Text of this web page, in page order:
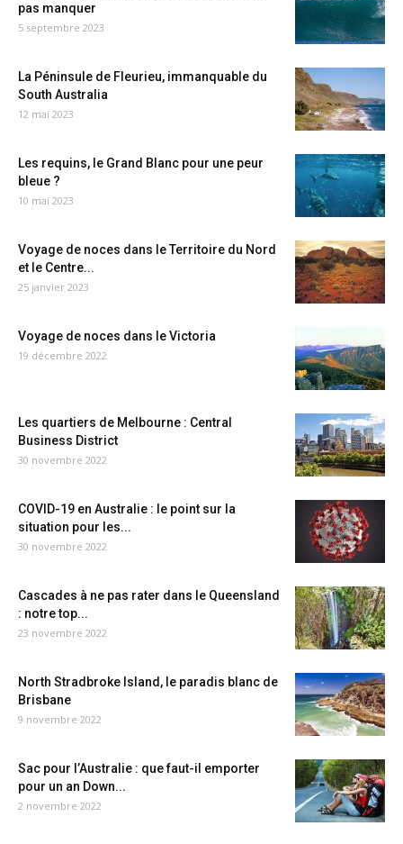
pas manquer
5 septembre 2023
La Péninsule de Fleurieu, immanquable du
South Australia
12 mai 2023
Les requins, le Grand Blanc pour une peur
bleue ?
10 mai 2023
Voyage de noces dans le Territoire du Nord
et le Centre...
25 janvier 2023
Voyage de noces dans le Victoria
19 décembre 2022
Les quartiers de Melbourne : Central
Business District
30 novembre 2022
COVID-19 en Australie : le point sur la
situation pour les...
30 novembre 2022
Cascades à ne pas rater dans le Queensland
: notre top...
23 novembre 2022
North Stradbroke Island, le paradis blanc de
Brisbane
9 novembre 2022
Sac pour l’Australie : que faut-il emporter
pour un an Down...
2 novembre 2022